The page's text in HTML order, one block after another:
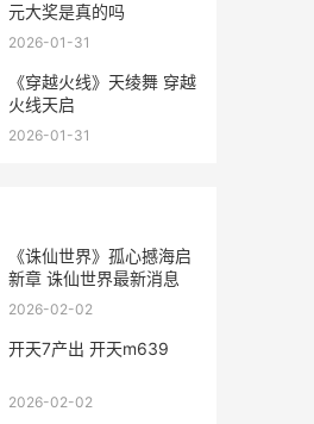
元大奖是真的吗
2026-01-31
《穿越火线》天绫舞 穿越
火线天启
2026-01-31
《诛仙世界》孤心撼海启
新章 诛仙世界最新消息
2026-02-02
开天7产出 开天m639
2026-02-02